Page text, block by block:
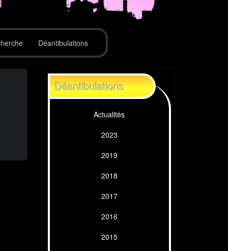
Déantibulations
Déantibulations
Actualités
2023
2019
2018
2017
2016
2015